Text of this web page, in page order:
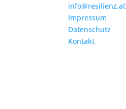
info@resilienz.at
Impressum
Datenschutz
Kontakt